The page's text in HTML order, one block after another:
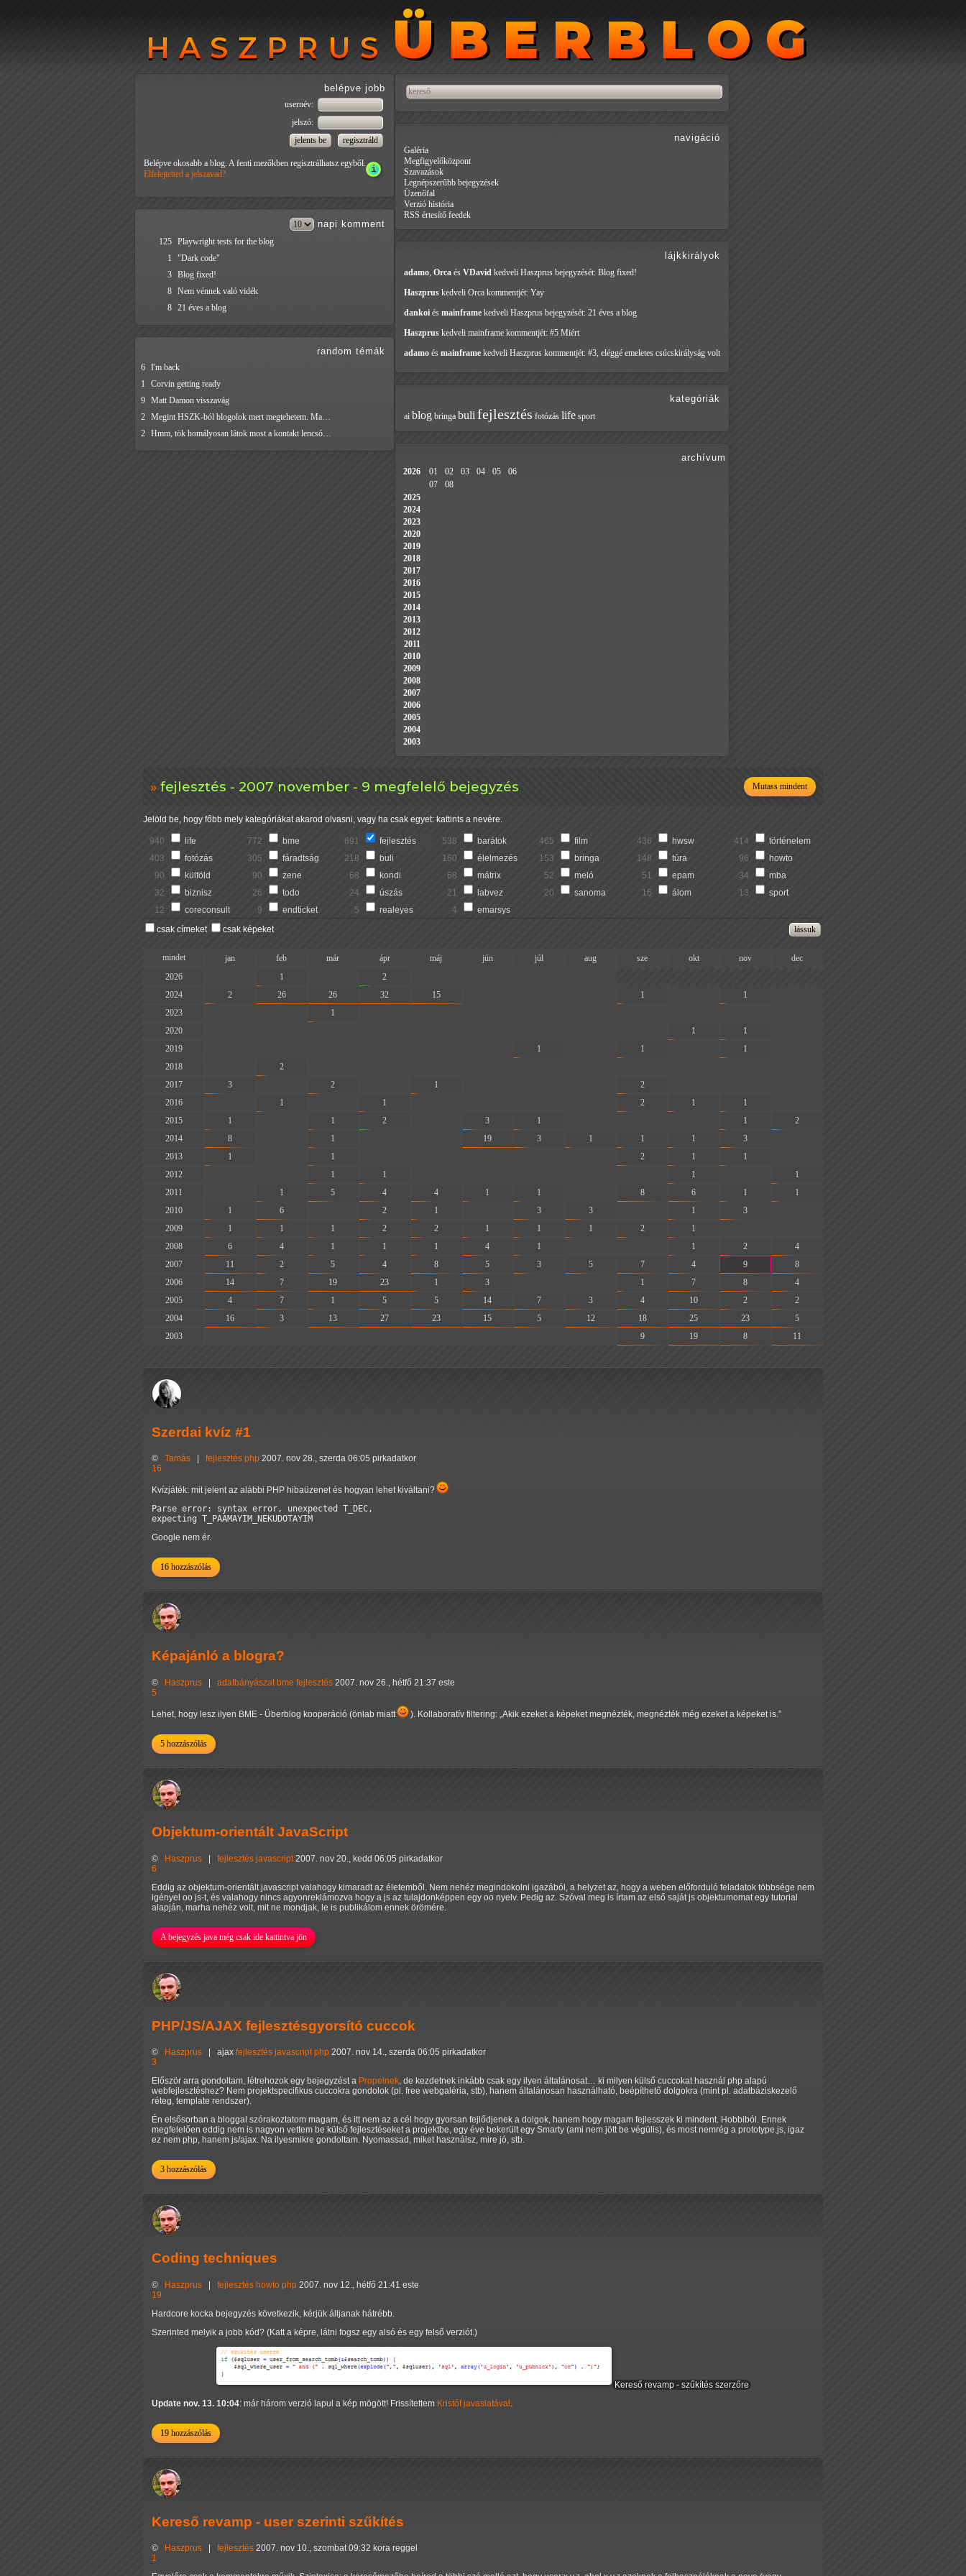
HASZPRUS ÜBERBLOG
HASZPRUS ÜBERBLOG
fejlesztés - 2007 november - 9 megfelelő bejegyzés Mutass mindent
Jelöld be, hogy főbb mely kategóriákat akarod olvasni, vagy ha csak egyet: kattints a nevére.
940 life 772 bme 691 fejlesztés 538 barátok 465 film 436 hwsw 414
történelem
403
fotózás 305 fáradtság 218 buli 160 élelmezés 153 bringa 148 túra 96
howto
90
külföld 90 zene 68 kondi 68 mátrix 52 meló 51 epam 34
mba
32
biznisz 26 todo 24 úszás 21 labvez 20 sanoma 16 álom 13
sport
12
coreconsult 9 endticket 5 realeyes 4
emarsys
csak címeket
csak képeket
mindet jan feb már ápr máj jún júl aug sze okt nov
dec
2026
1 2
2024
2 26 26 32 15 1 1
2023
1
2020
1 1
2019
1 1 1
2018
2
2017
3 2 1 2
2016
1 1 2 1 1
2015
1 1 2 3 1 1
2
2014
8 1 19 3 1 1 1 3
2013
1 1 2 1 1
2012
1 1 1
1
2011
1 5 4 4 1 1 8 6 1
1
2010
1 6 2 1 3 3 1 3
2009
1 1 1 2 2 1 1 1 2 1
2008
6 4 1 1 1 4 1 1 2
4
2007
11 2 5 4 8 5 3 5 7 4 9
8
2006
14 7 19 23 1 3 1 7 8
4
2005
4 7 1 5 5 14 7 3 4 10 2
2
2004
16 3 13 27 23 15 5 12 18 25 23
5
2003
9 19 8 11
Szerdai kvíz #1
© Tamás fejlesztés php 2007. nov 28., szerda 06:05 pirkadatkor
16
Kvízjáték: mit jelent az alábbi PHP hibaüzenet és hogyan lehet kiváltani?
Parse error: syntax error, unexpected T_DEC,
Google nem ér.
16 hozzászólás
Képajánló a blogra?
© Haszprus | adatbányászat bme fejlesztés 2007. nov 26., hétfő 21:37 este
5
Lehet, hogy lesz ilyen BME - Überblog kooperáció (önlab miatt ). Kollaboratív filtering: Akik ezeket a képeket megnézték, megnézték még ezeket a képeket is.
5 hozzászólás
Objektum-orientált JavaScript
© Haszprus fejlesztés javascript 2007. nov 20., kedd 06:05 pirkadatkor
6
Eddig az objektum-orientált javascript valahogy kimaradt az életemből. Nem nehéz megindokolni igazából, a helyzet az, hogy a weben előforduló feladatok többsége nem
igényel oo js-t, és valahogy nincs agyonreklámozva hogy a js az tulajdonképpen egy oo nyelv. Pedig az. Szóval meg is írtam az első saját js objektumomat egy tutorial
alapján, marha nehéz volt, mit ne mondjak, le is publikálom ennek örömére.
A bejegyzés java még csak ide kattintva jön
PHP/JS/AJAX fejlesztésgyorsító cuccok
© Haszprus ajax fejlesztés javascript php 2007. nov 14., szerda 06:05 pirkadatkor
3
Először arra gondoltam, létrehozok egy bejegyzést a Propelnek, de kezdetnek inkább csak egy ilyen általánosat… ki milyen külső cuccokat használ php alapú
webfejlesztéshez? Nem projektspecifikus cuccokra gondolok (pl. free webgaléria, stb), hanem általánosan használható, beépíthető dolgokra (mint pl. adatbáziskezelő
réteg, template rendszer).
Én elsősorban a bloggal szórakoztatom magam, és itt nem az a cél hogy gyorsan fejlődjenek a dolgok, hanem hogy magam fejlesszek ki mindent. Hobbiból. Ennek
megfelelően eddig nem is nagyon vettem be külső fejlesztéseket a projektbe, egy éve bekerült egy Smarty (ami nem jött be végülis), és most nemrég a prototype.js, igaz
ez nem php, hanem js/ajax. Na ilyesmikre gondoltam. Nyomassad, miket használsz, mire jó, stb.
3 hozzászólás
Coding techniques
© Haszprus | fejlesztés howto php 2007. nov 12., hétfő 21:41 este
19
Hardcore kocka bejegyzés következik, kérjük álljanak hátrébb.
Szerinted melyik a jobb kód? (Katt a képre, látni fogsz egy alsó és egy felső verziót.)
Kereső revamp - szűkítés szerzőre
Update nov. 13. 10:04: már három verzió lapul a kép mögött! Frissítettem Kristóf javaslatával .
19 hozzászólás
Kereső revamp - user szerinti szűkítés
© Haszprus fejlesztés 2007. nov 10., szombat 09:32 kora reggel
1
belépve jobb
usernév:
jelszó:
Belépve okosabb a blog. A fenti mezőkben regisztrálhatsz egyből.
Elfelejtetted a jelszavad?
napi komment
125 Playwright tests for the blog
1
"Dark code"
3 Blog fixed!
8 Nem vénnek való vidék
8 21 éves a blog
random témák
6 I'm back
1
Corvin getting ready
9 Matt Damon visszavág
2 Megint HSZK-ból blogolok mert megtehetem. Ma…
2 Hmm, tök homályosan látok most a kontakt lencsó…
navigáció
Galéria
Megfigyelőközpont
Szavazások
Legnépszerűbb bejegyzések
Üzenőfal
Verzió história
RSS értesítő feedek
lájkkirályok
adamo, Orca és VDavid kedveli Haszprus bejegyzését: Blog fixed!
Haszprus kedveli Orca kommentjét: Yay
dankoi és mainframe kedveli Haszprus bejegyzését: 21 éves a blog
Haszprus kedveli mainframe kommentjét: #5 Miért
adamo és mainframe kedveli Haszprus kommentjét: #3, eléggé emeletes csúcskirályság volt
kategóriák
ai blog bringa buli fejlesztés fotózás life sport
archívum
2026 01 02 03 04 05
06
07
08
2025
2024
2023
2020
2019
2018
2017
2016
2015
2014
2013
2012
2011
2010
2009
2008
2007
2006
2005
2004
2003